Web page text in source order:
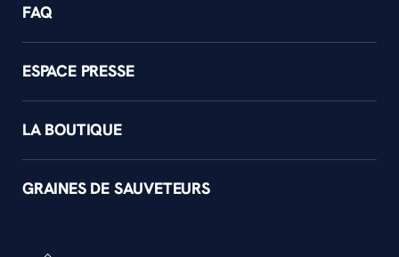
FAQ
ESPACE PRESSE
LA BOUTIQUE
GRAINES DE SAUVETEURS